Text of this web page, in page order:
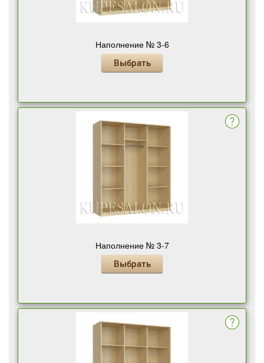
Наполнение № 3-6
Выбрать
Наполнение № 3-7
Выбрать